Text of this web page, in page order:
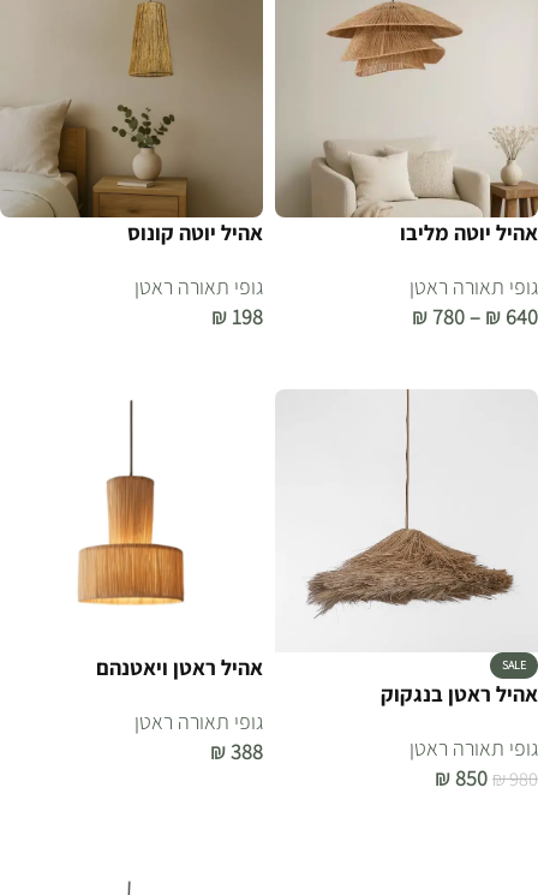
אהיל יוטה מליבו
גופי תאורה ראטן
₪ 640
–
₪780
אהיל יוטה קונוס
גופי תאורה ראטן
₪ 198
SALE
אהיל ראטן בנגקוק
גופי תאורה ראטן
₪980
₪850
אהיל ראטן ויאטנהם
גופי תאורה ראטן
₪388